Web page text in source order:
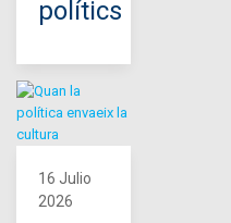
polítics
16 Julio
2026